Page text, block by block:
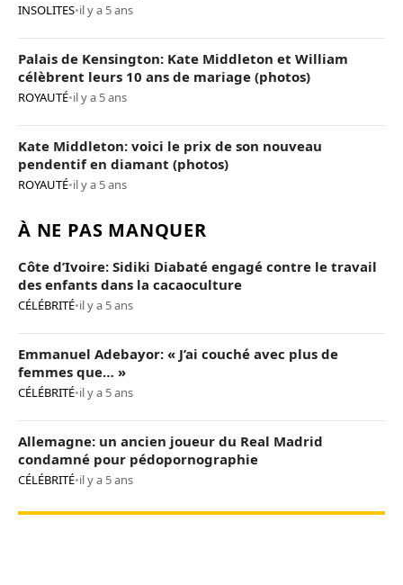
INSOLITES•il y a 5 ans
Palais de Kensington: Kate Middleton et William
célèbrent leurs 10 ans de mariage (photos)
ROYAUTÉ•il y a 5 ans
Kate Middleton: voici le prix de son nouveau
pendentif en diamant (photos)
ROYAUTÉ•il y a 5 ans
À NE PAS MANQUER
Côte d’Ivoire: Sidiki Diabaté engagé contre le travail
des enfants dans la cacaoculture
CÉLÉBRITÉ•il y a 5 ans
Emmanuel Adebayor: « J’ai couché avec plus de
femmes que… »
CÉLÉBRITÉ•il y a 5 ans
Allemagne: un ancien joueur du Real Madrid
condamné pour pédopornographie
CÉLÉBRITÉ•il y a 5 ans